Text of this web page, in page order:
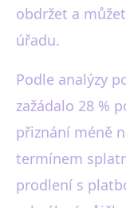
obdržet a
úřadu.
Podle analýzy
zažádalo 28 %
přiznání méně
termínem
prodlení s